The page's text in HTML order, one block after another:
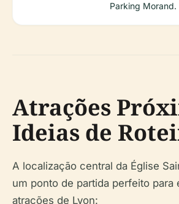
Parking Morand.
Atrações
Ideias de
A localização central da Église
um ponto de partida perfeito para
atrações de Lyon: